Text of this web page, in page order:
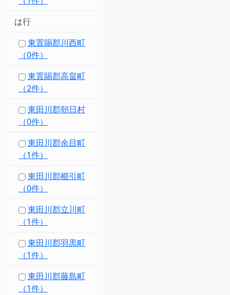
は行
東置賜郡川西町
（0件）
東置賜郡高畠町
（2件）
東田川郡朝日村
（0件）
東田川郡余目町
（1件）
東田川郡櫛引町
（0件）
東田川郡立川町
（1件）
東田川郡羽黒町
（1件）
東田川郡藤島町
（1件）